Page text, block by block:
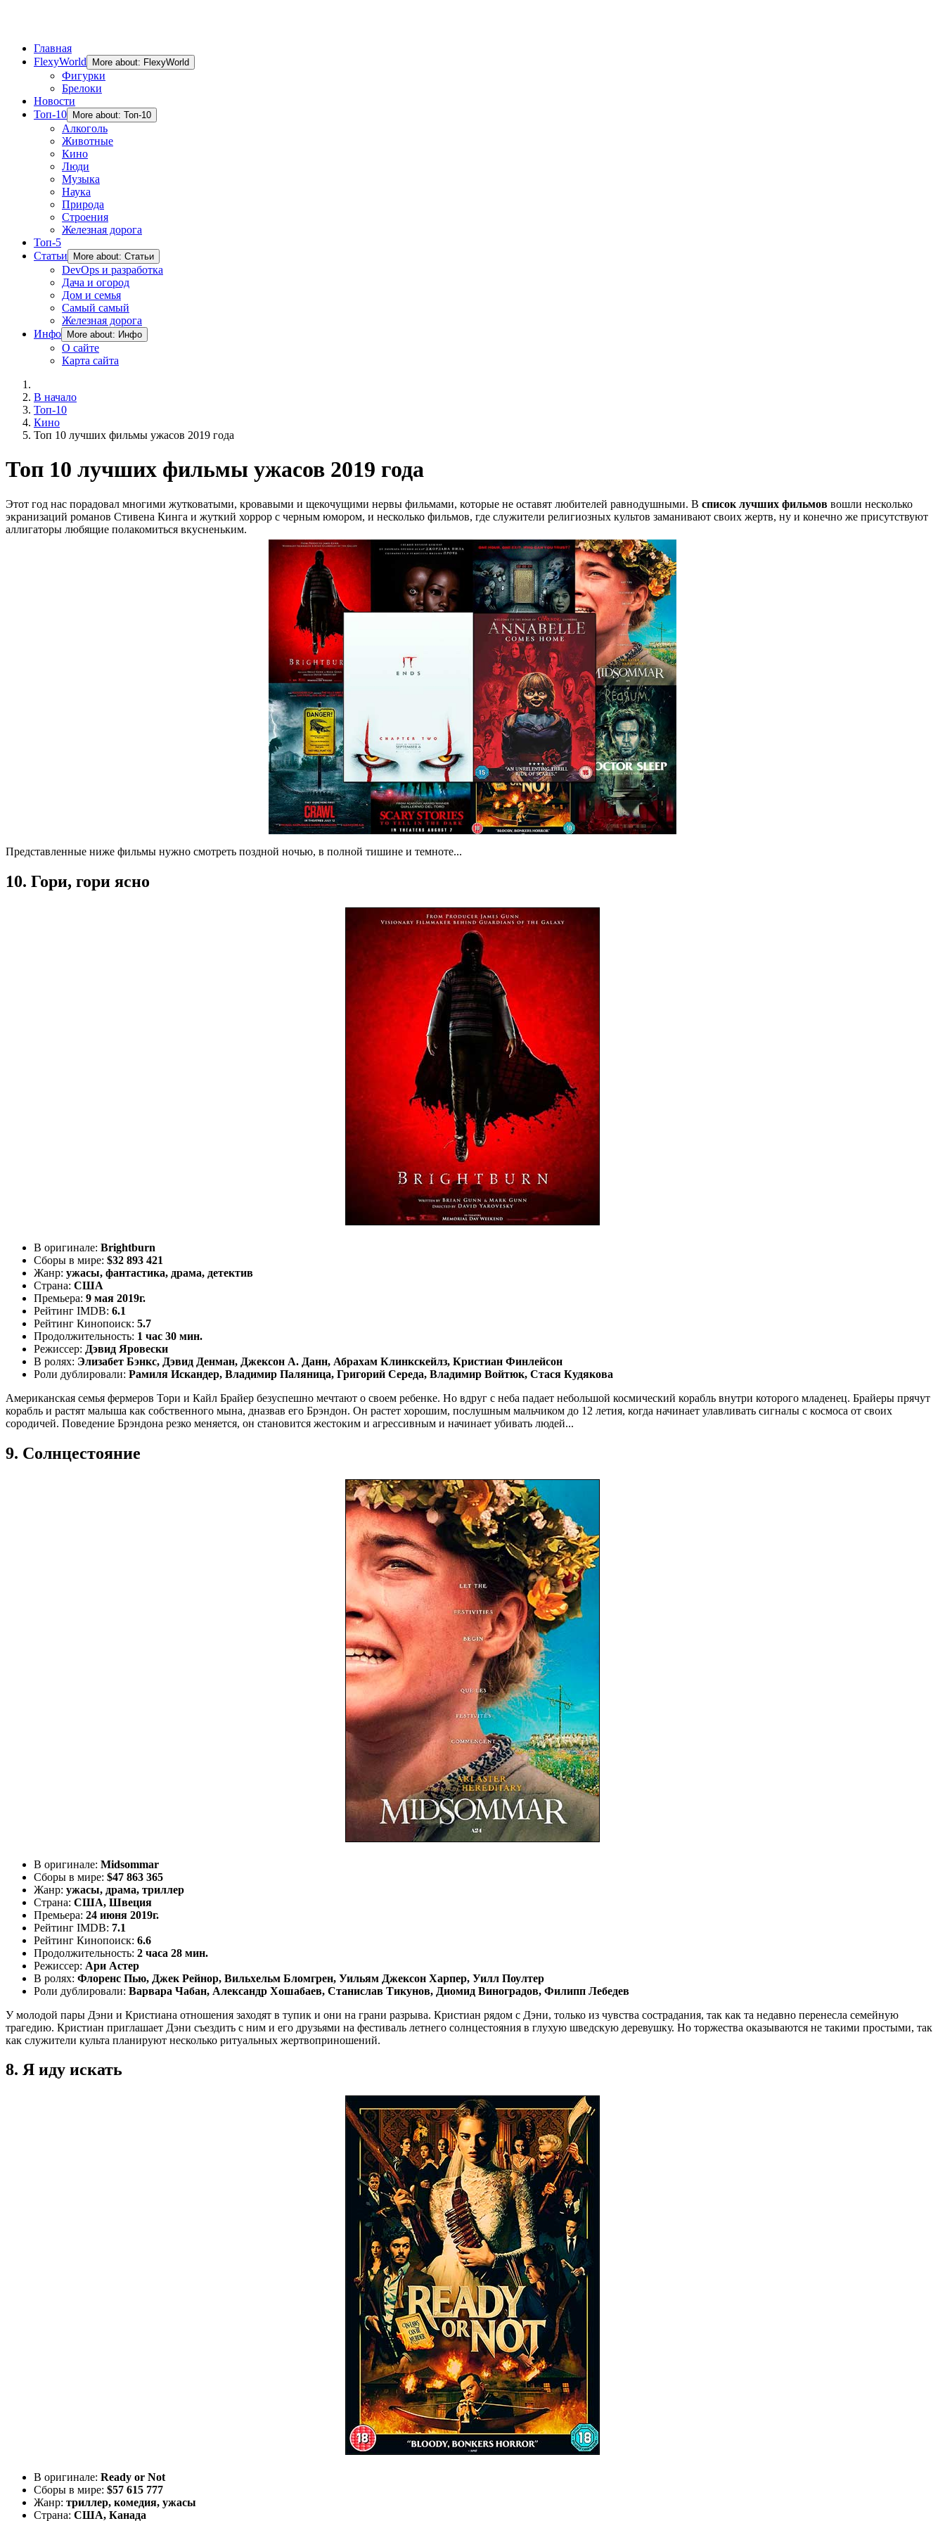
Главная
FlexyWorld
More about: FlexyWorld
Фигурки
Брелоки
Новости
Топ-10
More about: Топ-10
Алкоголь
Животные
Кино
Люди
Музыка
Наука
Природа
Строения
Железная дорога
Топ-5
Статьи
More about: Статьи
DevOps и разработка
Дача и огород
Дом и семья
Самый самый
Железная дорога
Инфо
More about: Инфо
О сайте
Карта сайта
В начало
Топ-10
Кино
Топ 10 лучших фильмы ужасов 2019 года
Топ 10 лучших фильмы ужасов 2019 года
Этот год нас порадовал многими жутковатыми, кровавыми и щекочущими нервы фильмами, которые не оставят любителей равнодушными. В список лучших фильмов вошли несколько
экранизаций романов Стивена Кинга и жуткий хоррор с черным юмором, и несколько фильмов, где служители религиозных культов заманивают своих жертв, ну и конечно же присутствуют
аллигаторы любящие полакомиться вкусненьким.
Представленные ниже фильмы нужно смотреть поздной ночью, в полной тишине и темноте...
10. Гори, гори ясно
В оригинале: Brightburn
Сборы в мире: $32 893 421
Жанр: ужасы, фантастика, драма, детектив
Страна: США
Премьера: 9 мая 2019г.
Рейтинг IMDB: 6.1
Рейтинг Кинопоиск: 5.7
Продолжительность: 1 час 30 мин.
Режиссер: Дэвид Яровески
В ролях: Элизабет Бэнкс, Дэвид Денман, Джексон А. Данн, Абрахам Клинкскейлз, Кристиан Финлейсон
Роли дублировали: Рамиля Искандер, Владимир Паляница, Григорий Середа, Владимир Войтюк, Стася Кудякова
Американская семья фермеров Тори и Кайл Брайер безуспешно мечтают о своем ребенке. Но вдруг с неба падает небольшой космический корабль внутри которого младенец. Брайеры прячут
корабль и растят малыша как собственного мына, дназвав его Брэндон. Он растет хорошим, послушным мальчиком до 12 летия, когда начинает улавливать сигналы с космоса от своих
сородичей. Поведение Брэндона резко меняется, он становится жестоким и агрессивным и начинает убивать людей...
9. Солнцестояние
В оригинале: Midsommar
Сборы в мире: $47 863 365
Жанр: ужасы, драма, триллер
Страна: США, Швеция
Премьера: 24 июня 2019г.
Рейтинг IMDB: 7.1
Рейтинг Кинопоиск: 6.6
Продолжительность: 2 часа 28 мин.
Режиссер: Ари Астер
В ролях: Флоренс Пью, Джек Рейнор, Вильхельм Бломгрен, Уильям Джексон Харпер, Уилл Поултер
Роли дублировали: Варвара Чабан, Александр Хошабаев, Станислав Тикунов, Диомид Виноградов, Филипп Лебедев
У молодой пары Дэни и Кристиана отношения заходят в тупик и они на грани разрыва. Кристиан рядом с Дэни, только из чувства сострадания, так как та недавно перенесла семейную
трагедию. Кристиан приглашает Дэни съездить с ним и его друзьями на фестиваль летнего солнцестояния в глухую шведскую деревушку. Но торжества оказываются не такими простыми, так
как служители культа планируют несколько ритуальных жертвоприношений.
8. Я иду искать
В оригинале: Ready or Not
Сборы в мире: $57 615 777
Жанр: триллер, комедия, ужасы
Страна: США, Канада